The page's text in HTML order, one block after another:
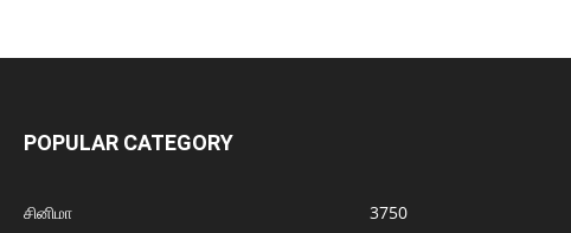
POPULAR CATEGORY
சினிமா
3750